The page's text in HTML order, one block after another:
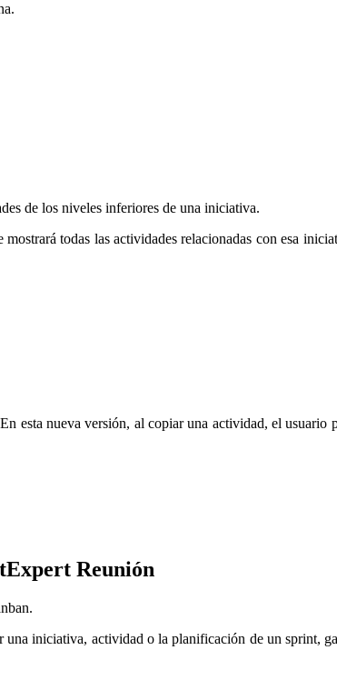
de los niveles inferiores de una iniciativa.
todas las actividades relacionadas con esa
esta nueva versión, al copiar una actividad, el usuario
Reunión
iniciativa, actividad o la planificación de un sprint,